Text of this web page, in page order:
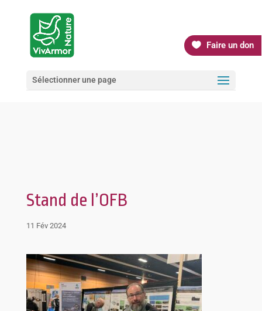
Faire un don
Sélectionner une page
Stand de l’OFB
11 Fév 2024